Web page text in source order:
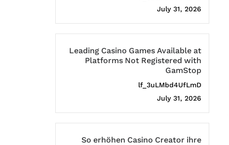
July 31, 2026
Leading Casino Games Available at
Platforms Not Registered with
GamStop
lf_3uLMbd4UfLmD
July 31, 2026
So erhöhen Casino Creator ihre